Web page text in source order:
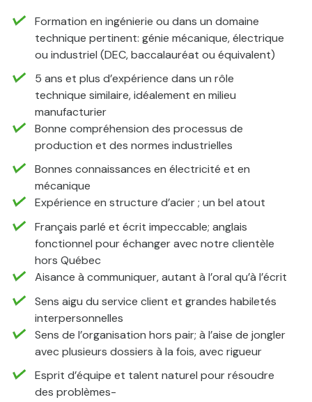
Formation en ingénierie ou dans un domaine
technique pertinent: génie mécanique, électrique
ou industriel (DEC, baccalauréat ou équivalent)
5 ans et plus d’expérience dans un rôle
technique similaire, idéalement en milieu
manufacturier
Bonne compréhension des processus de
production et des normes industrielles
Bonnes connaissances en électricité et en
mécanique
Expérience en structure d’acier ; un bel atout
Français parlé et écrit impeccable; anglais
fonctionnel pour échanger avec notre clientèle
hors Québec
Aisance à communiquer, autant à l’oral qu’à l’écrit
Sens aigu du service client et grandes habiletés
interpersonnelles
Sens de l’organisation hors pair; à l’aise de jongler
avec plusieurs dossiers à la fois, avec rigueur
Esprit d’équipe et talent naturel pour résoudre
des problèmes-